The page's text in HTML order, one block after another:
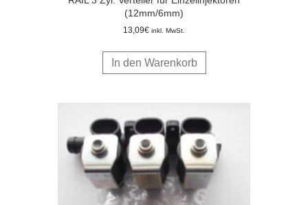
(12mm/6mm)
13,09€ inkl. MwSt.
In den Warenkorb